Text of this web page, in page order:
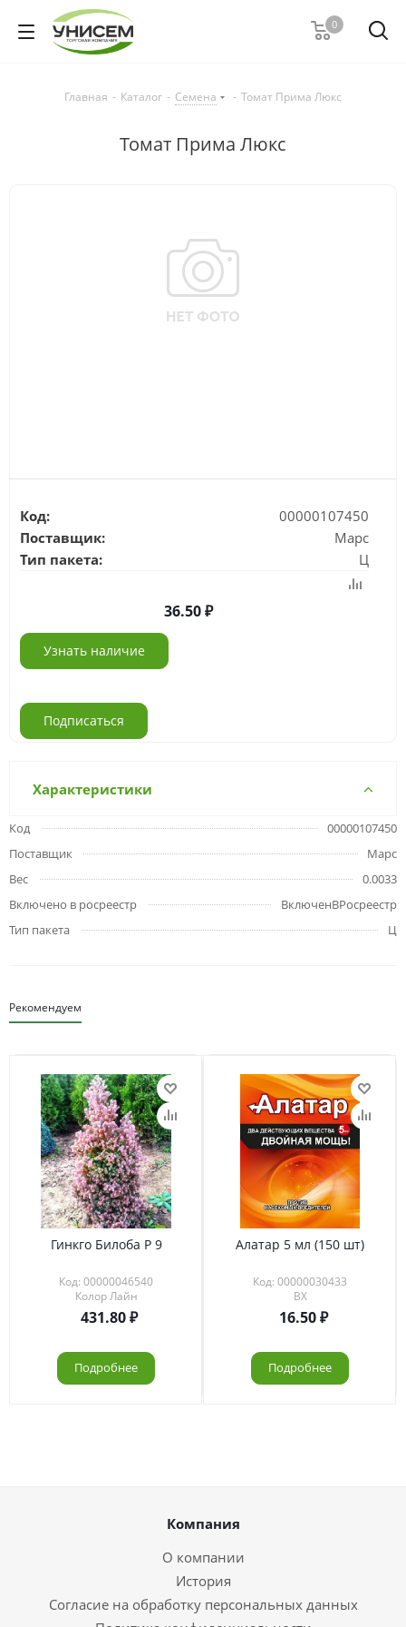
0
Главная - Каталог - Семена - Томат Прима Люкс
Томат Прима Люкс
Код:
00000107450
Поставщик:
Марс
Тип пакета:
Ц
36.50
Узнать наличие
Подписаться
Характеристики
Код
00000107450
Поставщик
Марс
Вес
0.0033
Включено в росреестр
ВключенВРосреестр
Тип пакета
Ц
Рекомендуем
Гинкго Билоба Р 9
Код: 00000046540
Колор Лайн
431.80
Подробнее
Алатар 5 мл (150 шт)
Код: 00000030433
ВХ
16.50
Подробнее
Компания
О компании
История
Согласие на обработку персональных данных